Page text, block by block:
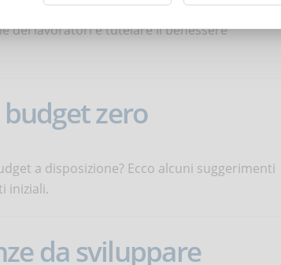
dei lavoratori e tutelare il benessere
zero
a disposizione? Ecco alcuni suggerimenti
iniziali.
da sviluppare